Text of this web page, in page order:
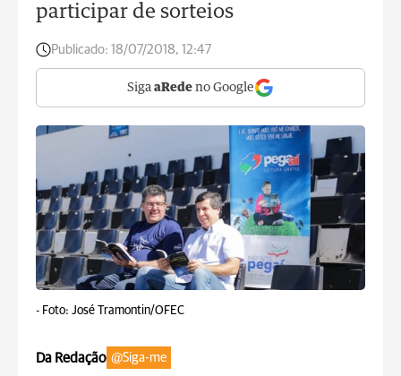
participar de sorteios
Publicado: 18/07/2018, 12:47
Siga aRede no Google
- Foto: José Tramontin/OFEC
Da Redação @Siga-me